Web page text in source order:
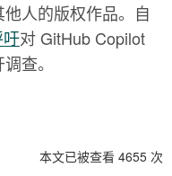
人的版权作品。自
对 GitHub Copilot
查。
本文已被查看 4655 次